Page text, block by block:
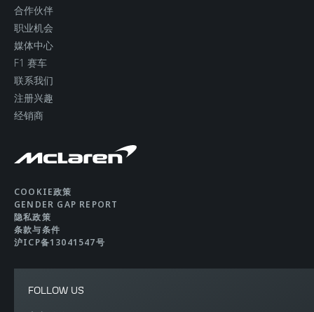
最小干重
车身自重（德国标准）
合作伙伴
职业机会
媒体中心
F1 赛车
联系我们
注册兴趣
经销商
COOKIE政策
GENDER GAP REPORT
隐私政策
条款与条件
沪ICP备13041547号
FOLLOW US